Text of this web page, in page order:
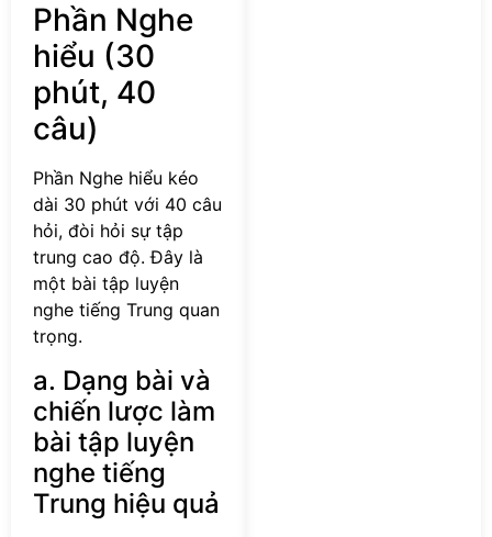
Phần Nghe
hiểu (30
phút, 40
câu)
Phần Nghe hiểu kéo
dài 30 phút với 40 câu
hỏi, đòi hỏi sự tập
trung cao độ. Đây là
một bài tập luyện
nghe tiếng Trung quan
trọng.
a. Dạng bài và
chiến lược làm
bài tập luyện
nghe tiếng
Trung hiệu quả